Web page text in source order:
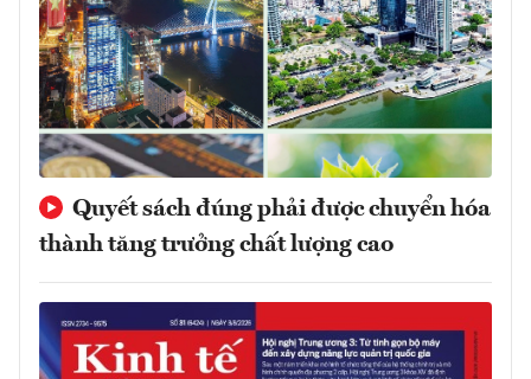
Quyết sách đúng phải được chuyển hóa
thành tăng trưởng chất lượng cao